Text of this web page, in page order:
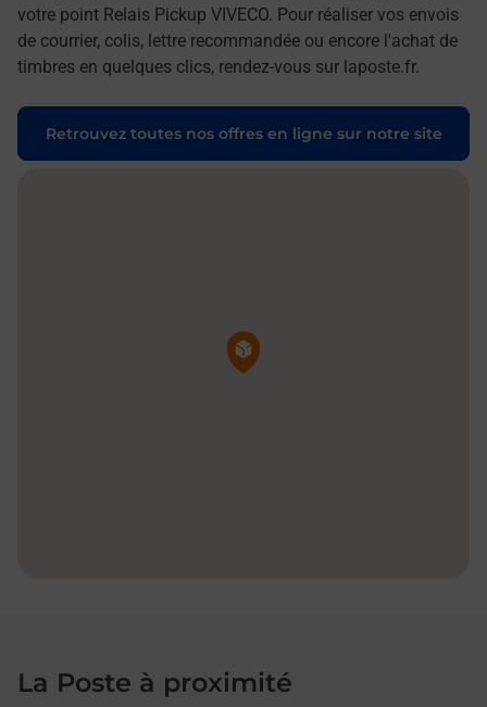
votre point Relais Pickup VIVECO. Pour réaliser vos envois
de courrier, colis, lettre recommandée ou encore l'achat de
timbres en quelques clics, rendez-vous sur laposte.fr.
Retrouvez toutes nos offres en ligne sur notre site
Pin de la carte
La Poste à proximité